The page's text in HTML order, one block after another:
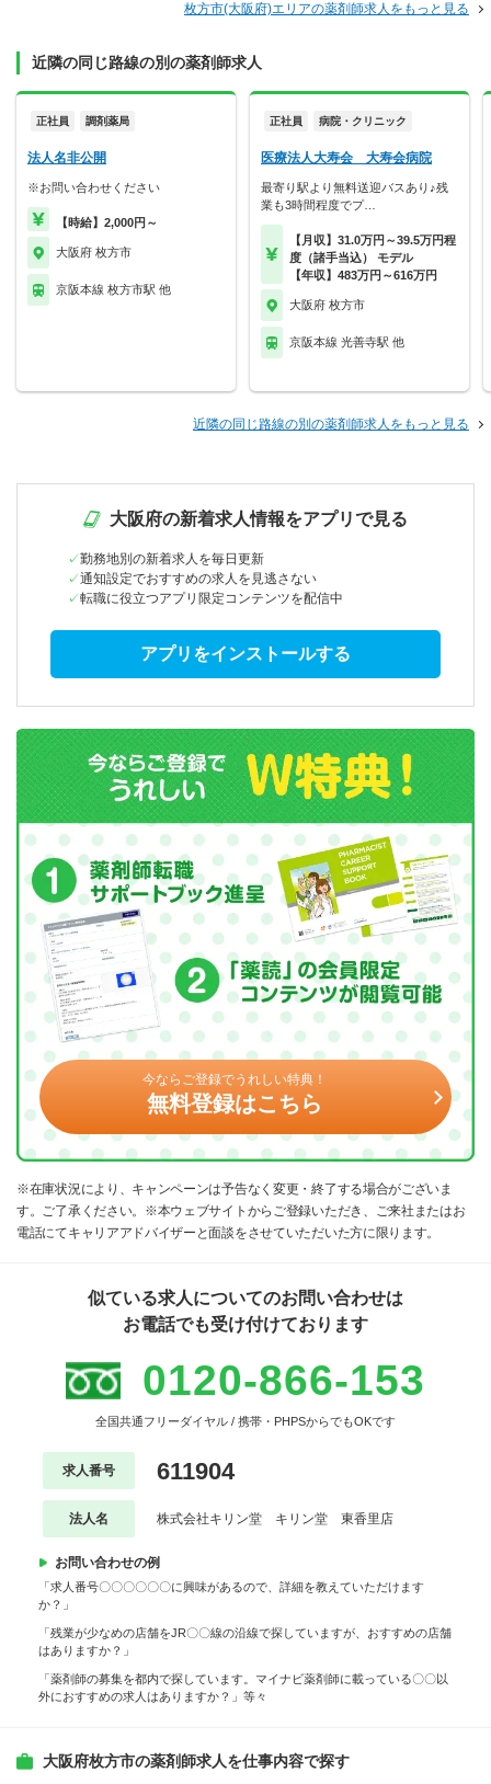
枚方市(大阪府)エリアの薬剤師求人をもっと見る
近隣の同じ路線の別の薬剤師求人
正社員 調剤薬局
法人名非公開
※お問い合わせください
【時給】2,000円～
大阪府 枚方市
京阪本線 枚方市駅 他
正社員 病院・クリニック
医療法人大寿会 大寿会病院
最寄り駅より無料送迎バスあり♪残
業も3時間程度でプ…
【月収】31.0万円～39.5万円程
度（諸手当込） モデル
【年収】483万円～616万円
大阪府 枚方市
京阪本線 光善寺駅 他
近隣の同じ路線の別の薬剤師求人をもっと見る
大阪府の新着求人情報をアプリで見る
勤務地別の新着求人を毎日更新
通知設定でおすすめの求人を見逃さない
転職に役立つアプリ限定コンテンツを配信中
アプリをインストールする
今ならご登録でうれしい特典！
無料登録はこちら
※在庫状況により、キャンペーンは予告なく変更・終了する場合がございま
す。ご了承ください。※本ウェブサイトからご登録いただき、ご来社またはお
電話にてキャリアアドバイザーと面談をさせていただいた方に限ります。
似ている求人についてのお問い合わせは
お電話でも受け付けております
0120-866-153
全国共通フリーダイヤル / 携帯・PHPSからでもOKです
求人番号 611904
法人名 株式会社キリン堂 キリン堂 東香里店
お問い合わせの例
「求人番号〇〇〇〇〇〇に興味があるので、詳細を教えていただけます
か？」
「残業が少なめの店舗をJR〇〇線の沿線で探していますが、おすすめの店舗
はありますか？」
「薬剤師の募集を都内で探しています。マイナビ薬剤師に載っている〇〇以
外におすすめの求人はありますか？」等々
大阪府枚方市の薬剤師求人を仕事内容で探す